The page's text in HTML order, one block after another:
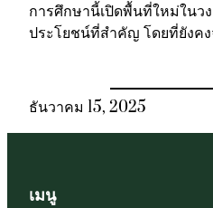
การศึกษานี้เปิดพื้นที่ใหม่ในว
ประโยชน์ที่สำคัญ โดยที่ยังคง
ธันวาคม 15, 2025
เมนู